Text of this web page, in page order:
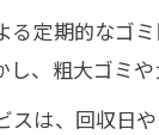
る定期的なゴ
し、粗大ゴミ
スは、回収日